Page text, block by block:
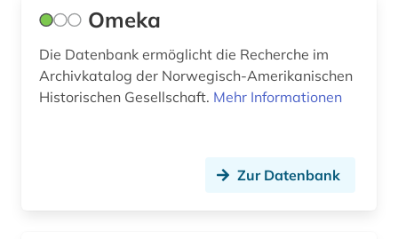
bohuslän (1)
bootssport (1)
bornholm (1)
Omeka
Die Datenbank ermöglicht die Recherche im
Archivkatalog der Norwegisch-Amerikanischen
Historischen Gesellschaft. Mehr Informationen
Zur Datenbank